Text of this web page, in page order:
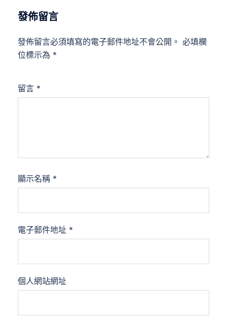
發佈留言
發佈留言必須填寫的電子郵件地址不會公開。 必填欄
位標示為 *
留言 *
顯示名稱 *
電子郵件地址 *
個人網站網址